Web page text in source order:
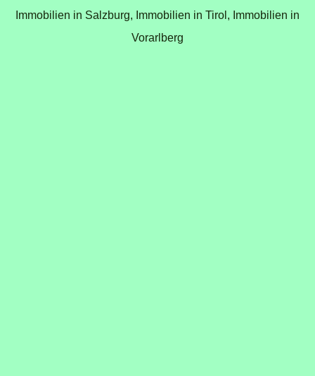
Immobilien in Salzburg, Immobilien in Tirol, Immobilien in
Vorarlberg